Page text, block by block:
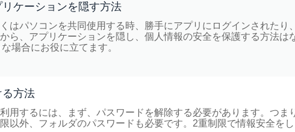
ケーションを隠す方法
はパソコンを共同使用する時、勝手にアプリにログインされたり
ら、アプリケーションを隠し、個人情報の安全を保護する方法は
場合にお役に立てます。
方法
用するには、まず、パスワードを解除する必要があります。つま
以外、フォルダのパスワードも必要です。2重制限で情報安全をし